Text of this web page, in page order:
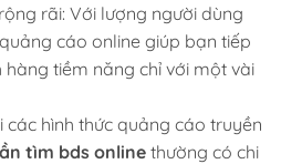
rãi: Với lượng người dùng
cáo online giúp bạn tiếp
tiềm năng chỉ với một vài
các hình thức quảng cáo truyền
tìm bds online thường có chi